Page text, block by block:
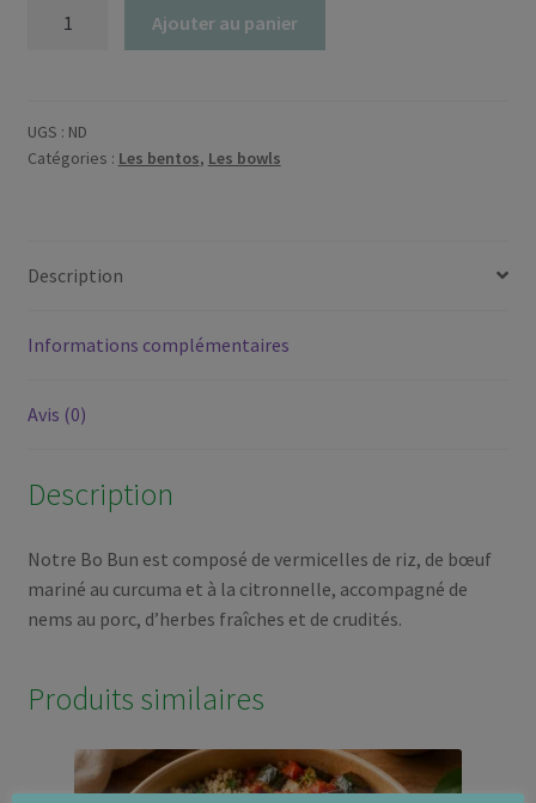
au
boeuf
porc
Ajouter au panier
UGS : ND
Catégories : Les bentos, Les bowls
Description
Informations complémentaires
Avis (0)
Description
Notre Bo Bun est composé de vermicelles de riz, de bœuf
mariné au curcuma et à la citronnelle, accompagné de
nems au porc, d’herbes fraîches et de crudités.
Produits similaires